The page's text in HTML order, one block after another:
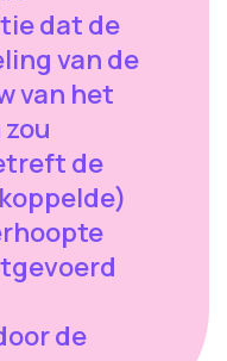
dat de
van de
van het
de
de